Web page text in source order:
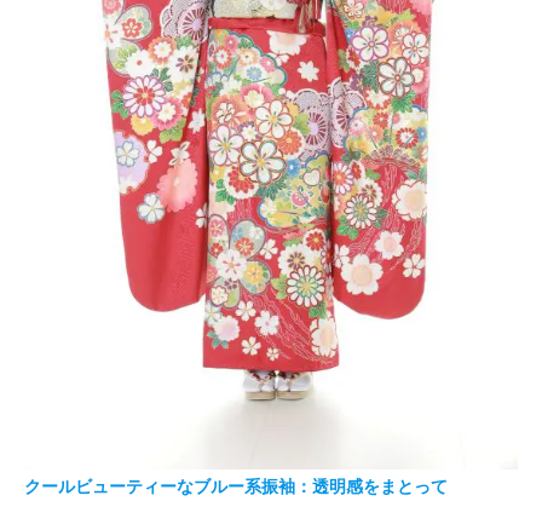
クールビューティーなブルー系振袖：透明感をまとって